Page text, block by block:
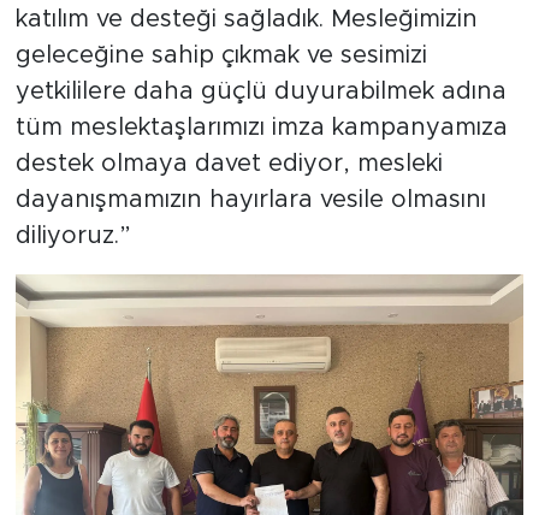
katılım ve desteği sağladık. Mesleğimizin
geleceğine sahip çıkmak ve sesimizi
yetkililere daha güçlü duyurabilmek adına
tüm meslektaşlarımızı imza kampanyamıza
destek olmaya davet ediyor, mesleki
dayanışmamızın hayırlara vesile olmasını
diliyoruz.”